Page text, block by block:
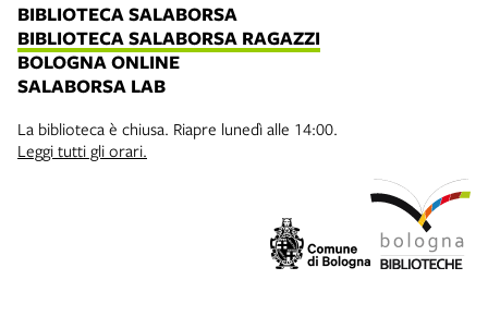
BIBLIOTECA SALABORSA
BIBLIOTECA SALABORSA RAGAZZI
BOLOGNA ONLINE
SALABORSA LAB
La biblioteca è chiusa. Riapre lunedì alle 14:00.
Leggi tutti gli orari.